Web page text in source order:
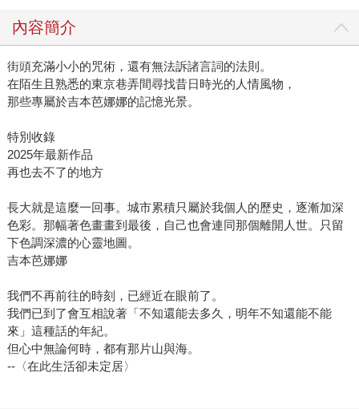
內容簡介
街頭充滿小小的咒術，還有無法訴諸言詞的法則。
在陌生且熟悉的東京巷弄間尋找昔日時光的人情風物，
那些專屬於吉本芭娜娜的記憶光景。
特別收錄
2025年最新作品
再也去不了的地方
長大就是這麼一回事。城市累積只屬於我個人的歷史，逐漸加深
色彩。那幅著色畫畫到最後，自己也會連同那個離開人世。只留
下色調深濃的心靈地圖。
吉本芭娜娜
我們不再前往的時刻，已經近在眼前了。
我們已到了會互相說著「不知還能去多久，明年不知還能不能
來」這種話的年紀。
但心中無論何時，都有那片山與海。
--〈在此生活卻未定居〉